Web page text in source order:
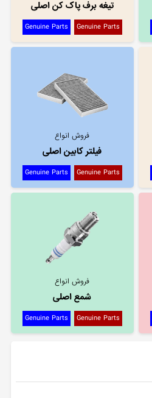
تیغه برف پاک کن اصلی
Genuine Parts
Genuine Parts
فروش انواع
فیلتر کابین اصلی
Genuine Parts
Genuine Parts
فروش انواع
شمع اصلی
Genuine Parts
Genuine Parts